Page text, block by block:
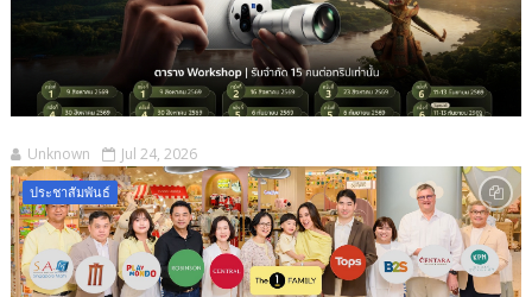
Unknown Jul 24, 2026
ประชาสัมพันธ์